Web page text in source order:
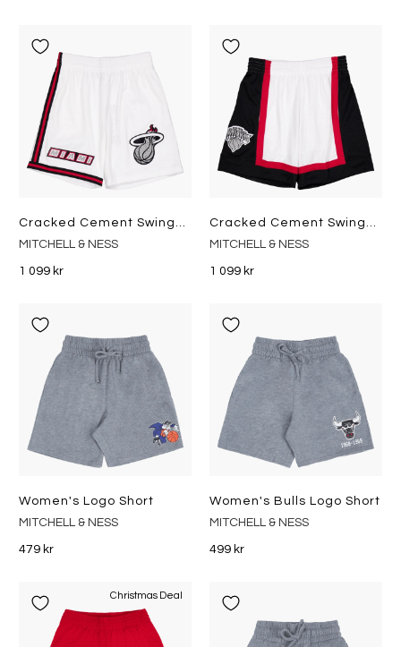
MITCHELL & NESS
1 099 kr
MITCHELL & NESS
1 099 kr
Women's Logo Short
MITCHELL & NESS
479 kr
Women's Bulls Logo Short
MITCHELL & NESS
499 kr
Christmas Deal